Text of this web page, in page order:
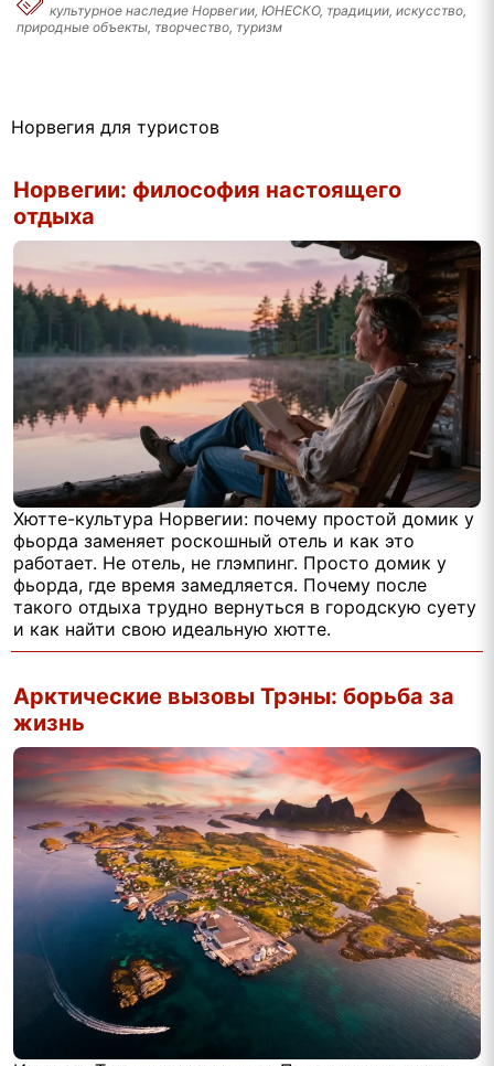
культурное наследие Норвегии, ЮНЕСКО, традиции, искусство,
природные объекты, творчество, туризм
Норвегия для туристов
Норвегии: философия настоящего
отдыха
Хютте-культура Норвегии: почему простой домик у
фьорда заменяет роскошный отель и как это
работает. Не отель, не глэмпинг. Просто домик у
фьорда, где время замедляется. Почему после
такого отдыха трудно вернуться в городскую суету
и как найти свою идеальную хютте.
Арктические вызовы Трэны: борьба за
жизнь